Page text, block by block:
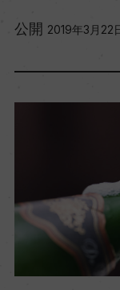
公開 2019年3月22